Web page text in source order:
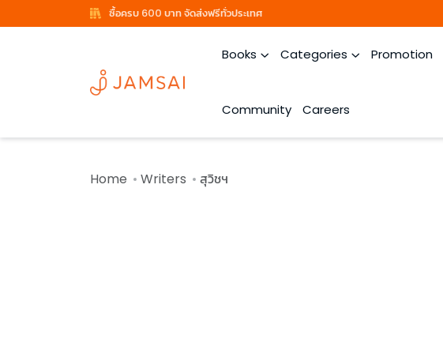
ซื้อครบ 600 บาท จัดส่งฟรีทั่วประเทศ
Books Categories Promotion
Community Careers
Home Writers สุวิชฯ